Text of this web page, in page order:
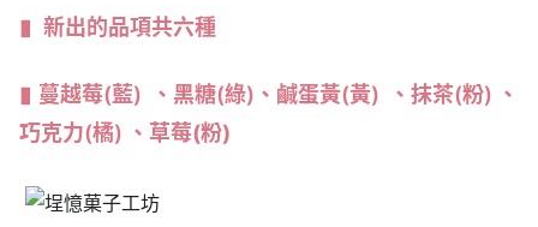
新出的品項共六種
蔓越莓(藍) 、黑糖(綠)、鹹蛋黃(黃) 、抹茶(粉) 、
巧克力(橘) 、 草莓(粉)